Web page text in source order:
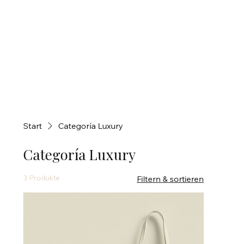
Start Categoría Luxury
Categoría Luxury
3 Produkte Filtern & sortieren